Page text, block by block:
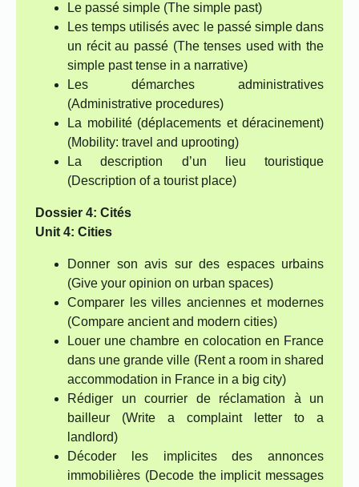
Le passé simple (The simple past)
Les temps utilisés avec le passé simple dans
un récit au passé (The tenses used with the
simple past tense in a narrative)
Les démarches administratives
(Administrative procedures)
La mobilité (déplacements et déracinement)
(Mobility: travel and uprooting)
La description d’un lieu touristique
(Description of a tourist place)
Dossier 4: Cités
Unit 4: Cities
Donner son avis sur des espaces urbains
(Give your opinion on urban spaces)
Comparer les villes anciennes et modernes
(Compare ancient and modern cities)
Louer une chambre en colocation en France
dans une grande ville (Rent a room in shared
accommodation in France in a big city)
Rédiger un courrier de réclamation à un
bailleur (Write a complaint letter to a
landlord)
Décoder les implicites des annonces
immobilières (Decode the implicit messages